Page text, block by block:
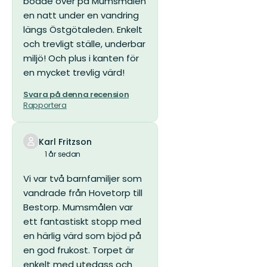
en natt under en vandring
längs Östgötaleden. Enkelt
och trevligt ställe, underbar
miljö! Och plus i kanten för
en mycket trevlig värd!
Svara på denna recension
Rapportera
Karl Fritzson
1 år sedan
Vi var två barnfamiljer som
vandrade från Hovetorp till
Bestorp. Mumsmålen var
ett fantastiskt stopp med
en härlig värd som bjöd på
en god frukost. Torpet är
enkelt med utedass och